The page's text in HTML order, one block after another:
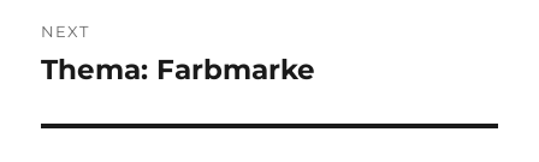
NEXT
Next
Thema: Farbmarke